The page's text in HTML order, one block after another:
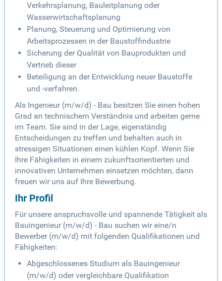
Verkehrsplanung, Bauleitplanung oder
Wasserwirtschaftsplanung
Planung, Steuerung und Optimierung von
Arbeitsprozessen in der Baustoffindustrie
Sicherung der Qualität von Bauprodukten und
Vertrieb dieser
Beteiligung an der Entwicklung neuer Baustoffe
und -verfahren.
Als Ingenieur (m/w/d) - Bau besitzen Sie einen hohen
Grad an technischem Verständnis und arbeiten gerne
im Team. Sie sind in der Lage, eigenständig
Entscheidungen zu treffen und behalten auch in
stressigen Situationen einen kühlen Kopf. Wenn Sie
Ihre Fähigkeiten in einem zukunftsorientierten und
innovativen Unternehmen einsetzen möchten, dann
freuen wir uns auf Ihre Bewerbung.
Ihr Profil
Für unsere anspruchsvolle und spannende Tätigkeit als
Bauingenieur (m/w/d) - Bau suchen wir eine/n
Bewerber (m/w/d) mit folgenden Qualifikationen und
Fähigkeiten:
Abgeschlossenes Studium als Bauingenieur
(m/w/d) oder vergleichbare Qualifikation